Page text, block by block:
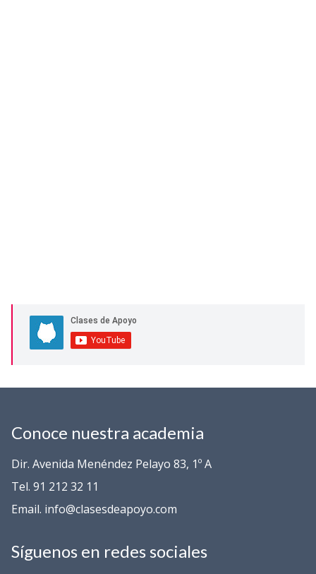
Conoce nuestra academia
Dir. Avenida Menéndez Pelayo 83, 1º A
Tel. 91 212 32 11
Email. info@clasesdeapoyo.com
Síguenos en redes sociales